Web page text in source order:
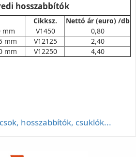
hosszabbítók
Cikksz.
Nettó ár (euro) /db
mm
V1450
0,80
mm
V12125
2,40
mm
V12250 4,40
hosszabbítók, csuklók...